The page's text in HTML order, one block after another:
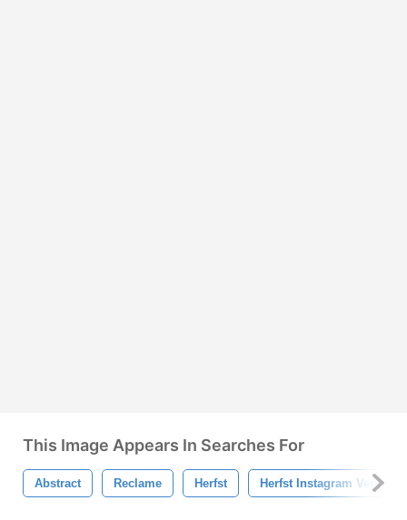
This Image Appears In Searches For
Abstract Reclame Herfst Herfst Instagram